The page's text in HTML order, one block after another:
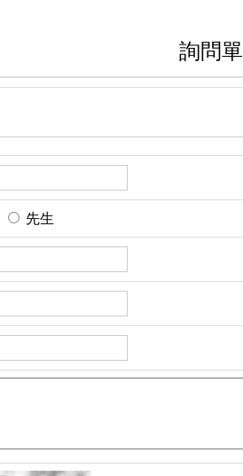
詢問單
先生